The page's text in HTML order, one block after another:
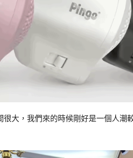
很大，我們來的時候剛好是一個人潮